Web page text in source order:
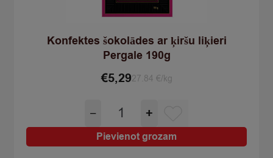
Konfektes šokolādes ar ķiršu liķieri
Pergale 190g
€5,2927.84 €/kg
−
Konfektes
šokolādes
ar
ķiršu
+
Pievienot grozam